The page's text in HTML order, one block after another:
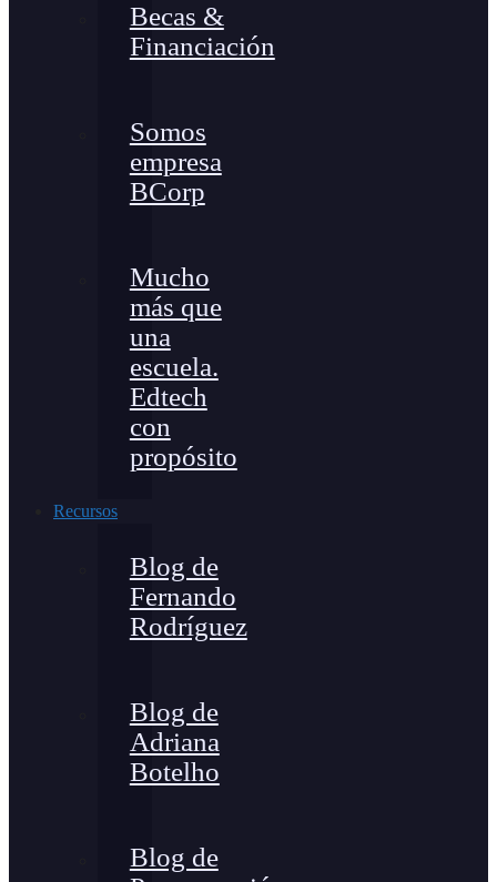
Becas &
Financiación
Somos
empresa
BCorp
Mucho
más que
una
escuela.
Edtech
con
propósito
Recursos
Blog de
Fernando
Rodríguez
Blog de
Adriana
Botelho
Blog de